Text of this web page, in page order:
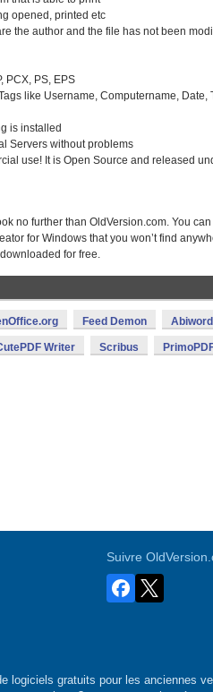
opened, printed etc
the author and the file has not been
PCX, PS, EPS
like Username, Computername, Date,
is installed
Servers without problems
use! It is Open Source and released
no further than OldVersion.com. You
for Windows that you won’t find
for free.
Feed Demon Abiword
Writer Scribus
Suivre
logiciels gratuits pour les anciennes